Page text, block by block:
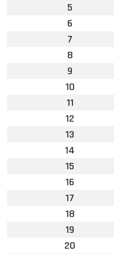
5
6
7
8
9
10
11
12
13
14
15
16
17
18
19
20